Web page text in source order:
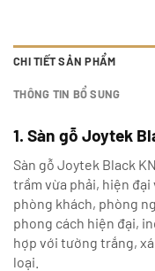
CHI TIẾT SẢN PHẨM
THÔNG TIN BỔ SUNG
1. Sàn gỗ Joytek
Sàn gỗ Joytek Black
trầm vừa phải, hiện đại
phòng khách, phòng
phong cách hiện đại,
hợp với tường trắng,
loại.